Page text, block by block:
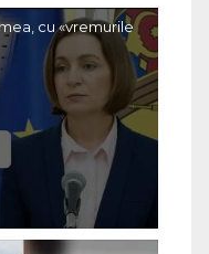
cu «vremurile